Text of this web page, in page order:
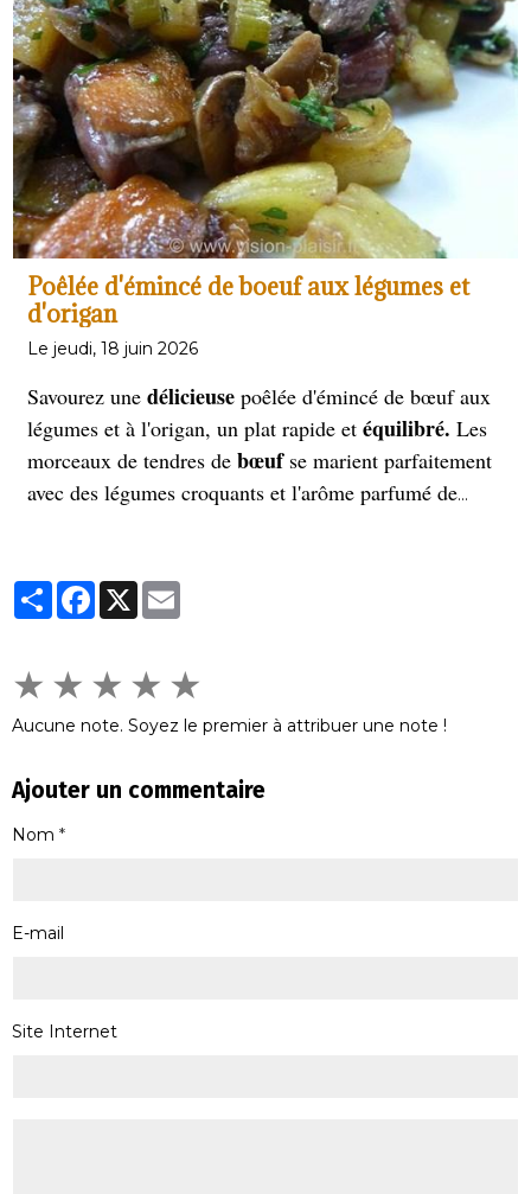
Poêlée d'émincé de boeuf aux légumes et
d'origan
Le jeudi, 18 juin 2026
Savourez une délicieuse poêlée d'émincé de bœuf aux
légumes et à l'origan, un plat rapide et équilibré. Les
morceaux de tendres de bœufse marient parfaitement
avec des légumes croquants et l'arôme parfumé de
PartagerFacebook
X
★ ★ ★ ★ ★
Aucune note. Soyez le premier à attribuer une note !
Ajouter un commentaire
Nom
E-mail
Site Internet